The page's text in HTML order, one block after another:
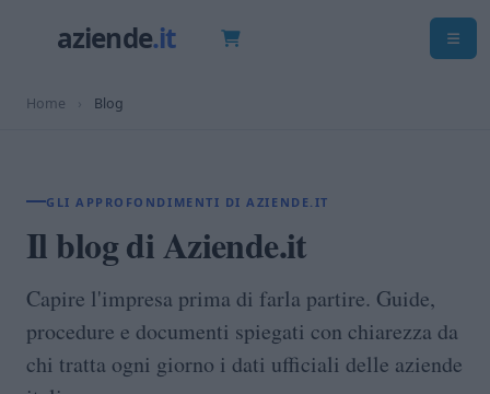
Home › Blog
GLI APPROFONDIMENTI DI AZIENDE.IT
Il blog di Aziende.it
Capire l'impresa prima di farla partire. Guide,
procedure e documenti spiegati con chiarezza da
chi tratta ogni giorno i dati ufficiali delle aziende